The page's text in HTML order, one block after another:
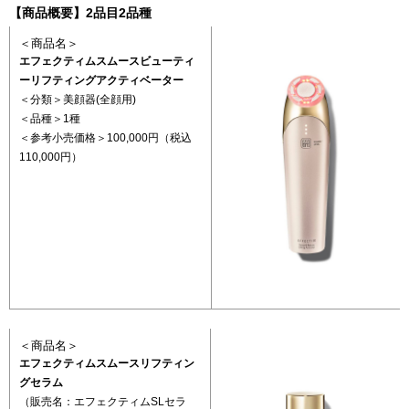
【商品概要】2品目2品種
＜商品名＞
エフェクティムスムースビューティ
ーリフティングアクティベーター
＜分類＞美顔器(全顔用)
＜品種＞1種
＜参考小売価格＞100,000円（税込
110,000円）
＜商品名＞
エフェクティムスムースリフティン
グセラム
（販売名：エフェクティムSLセラ